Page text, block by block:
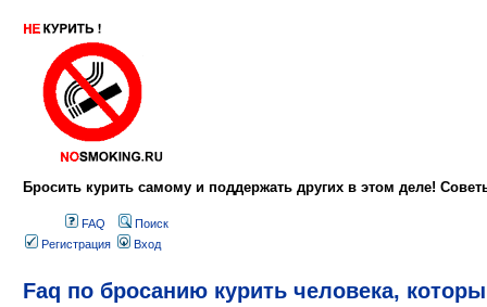
Бросить курить самому и поддержать других в этом деле!
FAQ
Поиск
Регистрация
Вход
Faq по бросанию курить человека,